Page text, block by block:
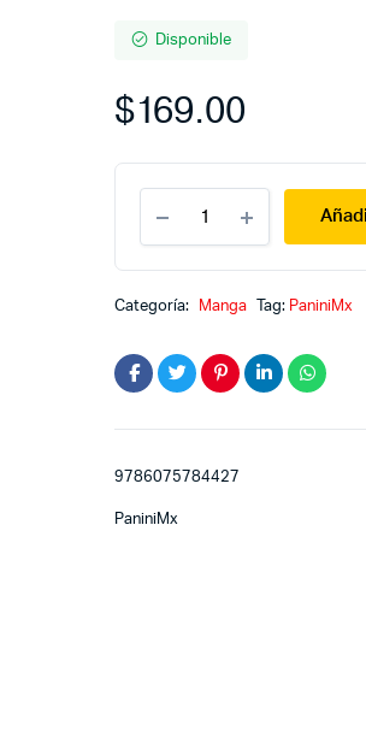
Disponible
$169.00
shoten
1
Categoría: Manga Tag: PaniniMx
9786075784427
PaniniMx